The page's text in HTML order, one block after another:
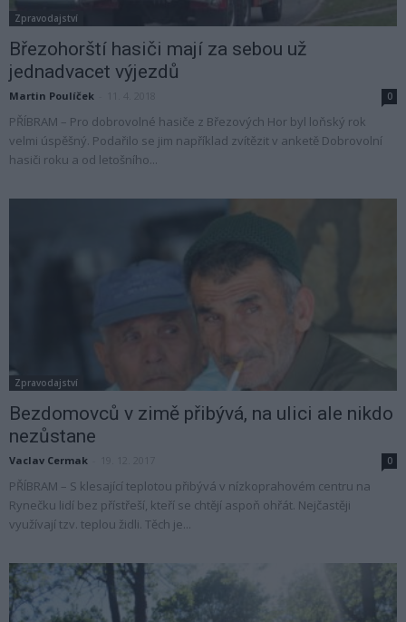
Zpravodajství
Březohorští hasiči mají za sebou už
jednadvacet výjezdů
Martin Poulíček 0
PŘÍBRAM – Pro dobrovolné hasiče z Březových Hor byl loňský rok
velmi úspěšný. Podařilo se jim například zvítězit v anketě Dobrovolní
hasiči roku a od letošního...
Zpravodajství
Bezdomovců v zimě přibývá, na ulici ale nikdo
nezůstane
Vaclav Cermak 0
PŘÍBRAM – S klesající teplotou přibývá v nízkoprahovém centru na
Rynečku lidí bez přístřeší, kteří se chtějí aspoň ohřát. Nejčastěji
využívají tzv. teplou židli. Těch je...